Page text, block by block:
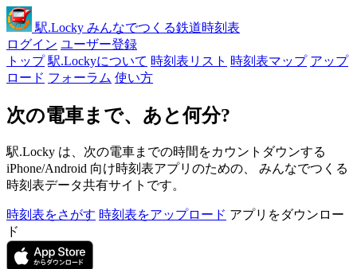
駅.Locky みんなでつくる鉄道時刻表
ログイン ユーザー登録
トップ 駅.Lockyについて 時刻表リスト 時刻表マップ アップ
ロード フォーラム 使い方
次の電車まで、あと何分?
駅.Locky は、次の電車までの時間をカウントダウンする
iPhone/Android 向け時刻表アプリのための、 みんなでつくる
時刻表データ共有サイトです。
時刻表をさがす 時刻表をアップロード アプリをダウンロー
ド